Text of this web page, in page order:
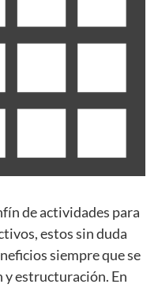
de actividades para
estos sin duda
siempre que se
y estructuración. En